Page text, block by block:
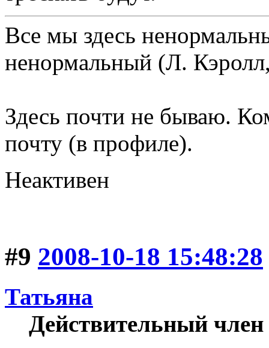
Все мы здесь
ненормальный (Л.
Здесь почти не бываю.
почту (в профиле).
Неактивен
#9 2008-10-18 15:48:28
Татьяна
Действительный член